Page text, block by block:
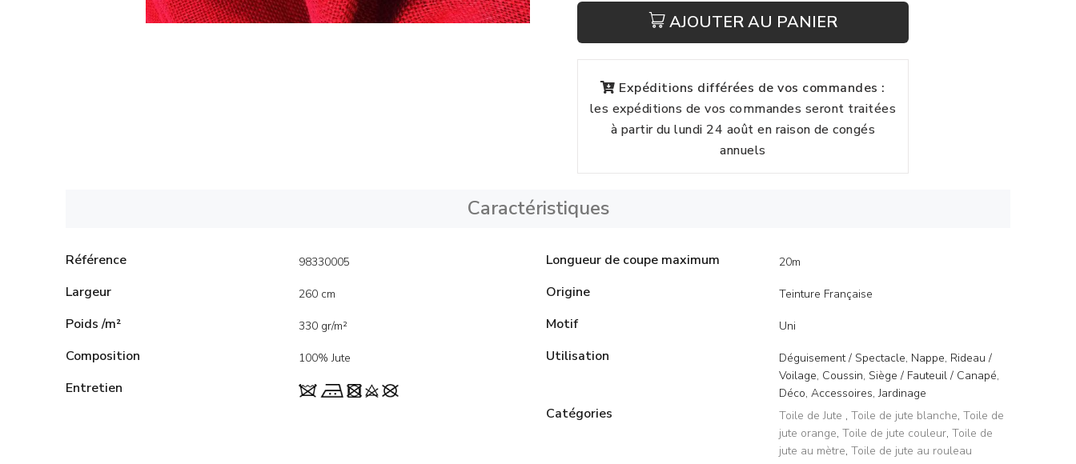
AJOUTER AU PANIER
Expéditions différées de vos commandes :
les expéditions de vos commandes seront traitées
à partir du lundi 24 août en raison de congés
annuels
Caractéristiques
Référence 98330005
Largeur 260 cm
Poids /m² 330 gr/m²
Composition 100% Jute
Entretien
Longueur de coupe maximum 20m
Origine Teinture Française
Motif Uni
Utilisation
Déguisement / Spectacle, Nappe, Rideau /
Voilage, Coussin, Siège / Fauteuil / Canapé,
Déco, Accessoires, Jardinage
Catégories Toile de Jute , Toile de jute blanche, Toile de
jute orange, Toile de jute couleur, Toile de
jute au mètre, Toile de jute au rouleau